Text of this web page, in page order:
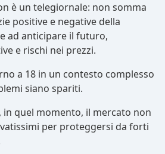
è un telegiornale: non somma
positive e negative della
ad anticipare il futuro,
e rischi nei prezzi.
a 18 in un contesto complesso
siano spariti.
quel momento, il mercato non
per proteggersi da forti